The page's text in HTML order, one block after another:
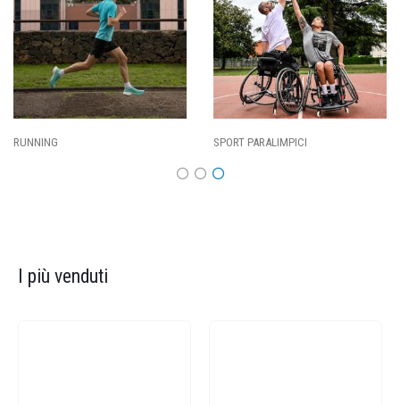
SPORT PARALIMPICI
I più venduti